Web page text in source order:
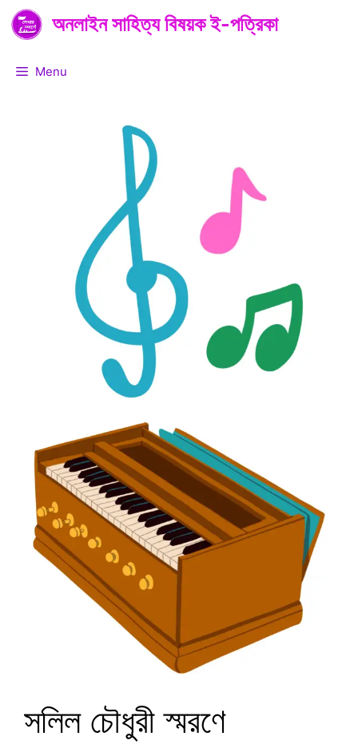
Skip
to
অনলাইন সাহিত্য বিষয়ক ই-পত্রিকা
Menu
সলিল চৌধুরী স্মরণে